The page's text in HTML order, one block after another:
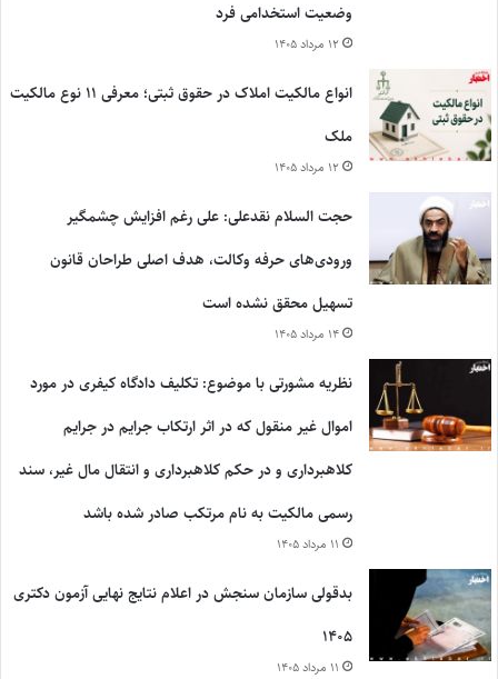
وضعیت استخدامی فرد
۱۲ مرداد ۱۴۰۵
انواع مالکیت املاک در حقوق ثبتی؛ معرفی ۱۱ نوع مالکیت
ملک
۱۲ مرداد ۱۴۰۵
حجت السلام نقدعلی: علی رغم افزایش چشمگیر
ورودی‌های حرفه وکالت، هدف اصلی طراحان قانون
تسهیل محقق نشده است
۱۴ مرداد ۱۴۰۵
نظریه مشورتی با موضوع: تکلیف دادگاه کیفری در مورد
اموال غیر منقول که در اثر ارتکاب جرایم در جرایم
کلاهبرداری و در حکم کلاهبرداری و انتقال مال غیر، سند
رسمی مالکیت به نام مرتکب صادر شده باشد
۱۱ مرداد ۱۴۰۵
بدقولی سازمان سنجش در اعلام نتایج نهایی آزمون دکتری
۱۴۰۵
۱۱ مرداد ۱۴۰۵